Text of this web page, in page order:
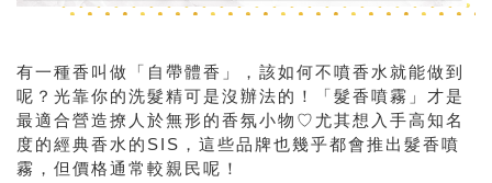
有一種香叫做「自帶體香」，該如何不噴香水就能做到
呢？光靠你的洗髮精可是沒辦法的！「髮香噴霧」才是
最適合營造撩人於無形的香氛小物♡尤其想入手高知名
度的經典香水的SIS，這些品牌也幾乎都會推出髮香噴
霧，但價格通常較親民呢！